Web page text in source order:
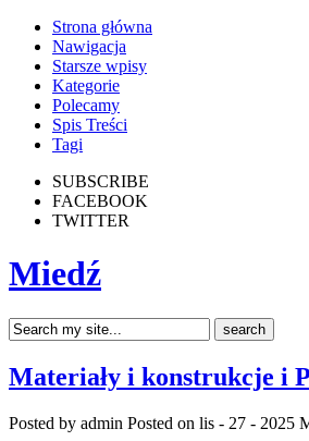
Strona główna
Nawigacja
Starsze wpisy
Kategorie
Polecamy
Spis Treści
Tagi
SUBSCRIBE
FACEBOOK
TWITTER
Miedź
Materiały i konstrukcje i
Posted by admin Posted on lis - 27 - 2025